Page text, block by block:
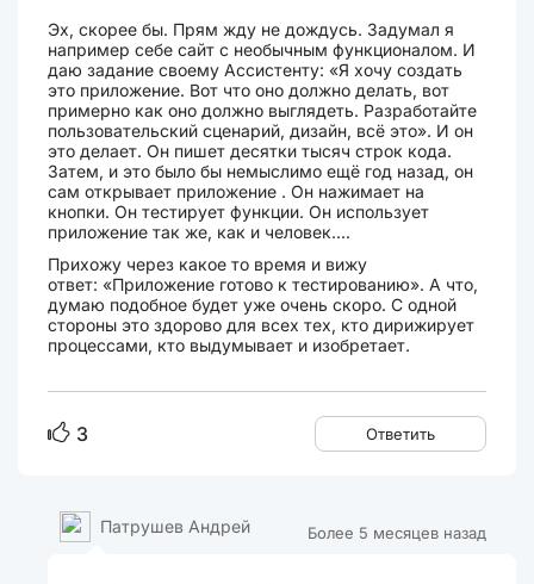
Эх, скорее бы. Прям жду не дождусь. Задумал я
например себе сайт с необычным функционалом. И
даю задание своему Ассистенту: «Я хочу создать
это приложение. Вот что оно должно делать, вот
примерно как оно должно выглядеть. Разработайте
пользовательский сценарий, дизайн, всё это». И он
это делает. Он пишет десятки тысяч строк кода.
Затем, и это было бы немыслимо ещё год назад, он
сам открывает приложение . Он нажимает на
кнопки. Он тестирует функции. Он использует
приложение так же, как и человек....
Прихожу через какое то время и вижу
ответ: «Приложение готово к тестированию». А что,
думаю подобное будет уже очень скоро. С одной
стороны это здорово для всех тех, кто дирижирует
процессами, кто выдумывает и изобретает.
3 Ответить
Более 5 месяцев назад
Патрушев Андрей